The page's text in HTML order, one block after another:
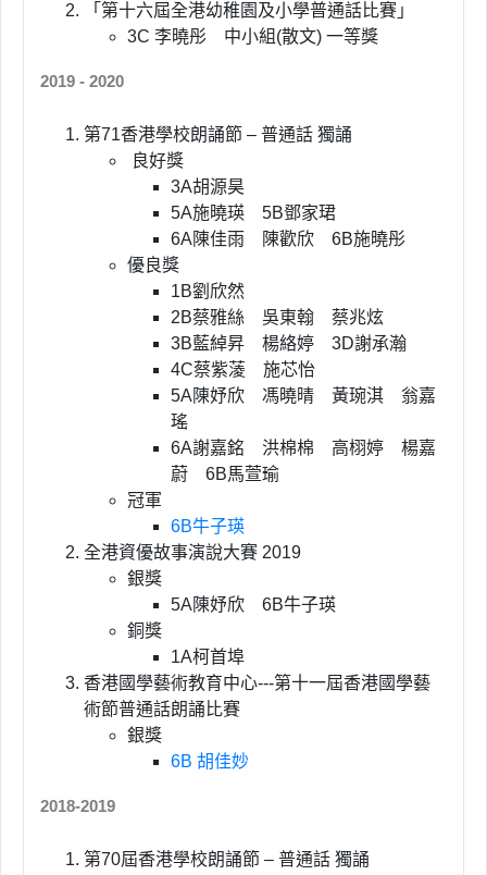
「第十六屆全港幼稚園及小學普通話比賽」
3C 李曉彤 中小組(散文) 一等獎
2019 - 2020
第71香港學校朗誦節 – 普通話 獨誦
良好獎
3A胡源昊
5A施曉瑛 5B鄧家珺
6A陳佳雨 陳歡欣 6B施曉彤
優良獎
1B劉欣然
2B蔡雅絲 吳東翰 蔡兆炫
3B藍綽昇 楊絡婷 3D謝承瀚
4C蔡紫蓤 施芯怡
5A陳妤欣 馮曉晴 黃琬淇 翁嘉
瑤
6A謝嘉銘 洪棉棉 高栩婷 楊嘉
蔚 6B馬萱瑜
冠軍
6B牛子瑛
全港資優故事演說大賽 2019
銀獎
5A陳妤欣 6B牛子瑛
銅獎
1A柯首埠
香港國學藝術教育中心---第十一屆香港國學藝
術節普通話朗誦比賽
銀獎
6B 胡佳妙
2018-2019
第70屆香港學校朗誦節 – 普通話 獨誦